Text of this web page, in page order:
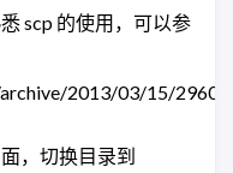
scp 的使用，可以参
2013/03/15/
，切换目录到